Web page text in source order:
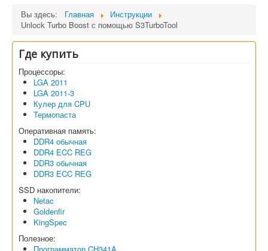
Вы здесь: Главная
Инструкции
Unlock Turbo Boost с помощью S3TurboTool
Где купить
Процессоры:
LGA 2011
LGA 2011-3
Кулер для CPU
Термопаста
Оперативная память:
DDR4 обычная
DDR4 ECC REG
DDR3 обычная
DDR3 ECC REG
SSD накопители:
Netac
Goldenfir
KingSpec
Полезное: